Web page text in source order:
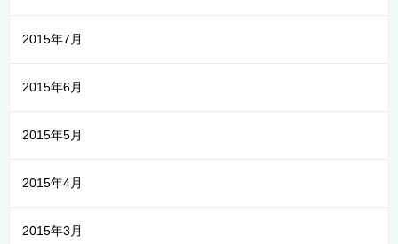
2015年7月
2015年6月
2015年5月
2015年4月
2015年3月